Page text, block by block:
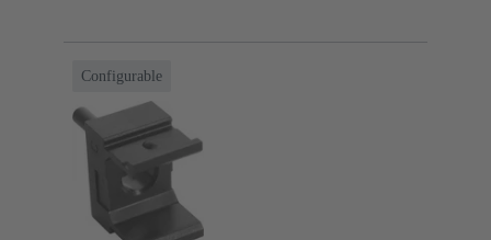
Configurable